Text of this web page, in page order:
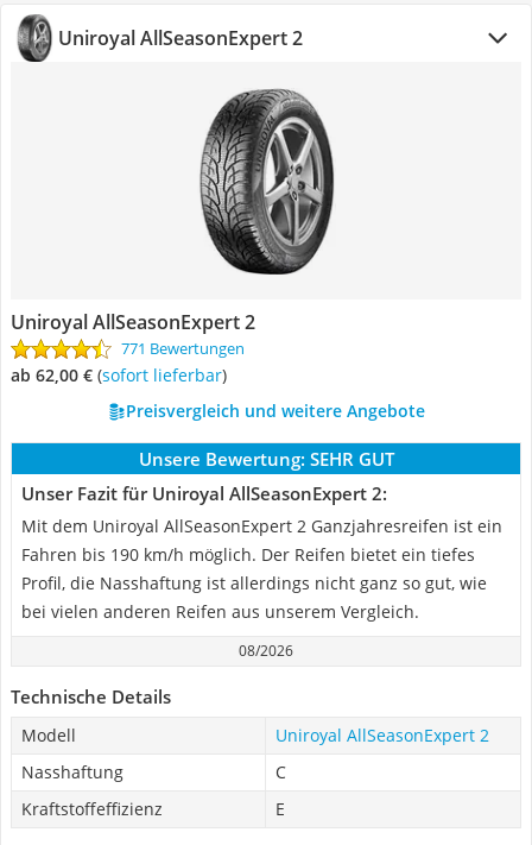
Uniroyal AllSeasonExpert 2
Uniroyal AllSeasonExpert 2
771 Bewertungen
ab 62,00 € ( Sofort lieferbar)
Preisvergleich und weitere Angebote
Unsere Bewertung: SEHR GUT
Unser Fazit für Uniroyal AllSeasonExpert 2:
Mit dem Uniroyal AllSeasonExpert 2 Ganzjahresreifen ist ein
Fahren bis 190 km/h möglich. Der Reifen bietet ein tiefes
Profil, die Nasshaftung ist allerdings nicht ganz so gut, wie
bei vielen anderen Reifen aus unserem Vergleich.
08/2026
Technische Details
Modell
Uniroyal AllSeasonExpert 2
Nasshaftung
C
Kraftstoffeffizienz
E